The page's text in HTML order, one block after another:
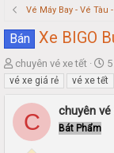
Vé Máy Bay - Vé Tàu
Bán Xe BIGO
T
h
r
e
d
chuyên vé xe tết
S
t
a
r
vé xe giá rẻ
vé xe tết
C chuyên
Bát Phẩm